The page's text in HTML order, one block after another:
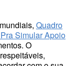
Quadro
Simular Apoio
O